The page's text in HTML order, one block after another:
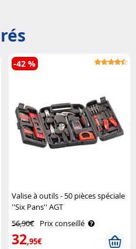
Valise à outils - 50 pièces spéciale
''Six Pans'' AGT
56,90€ Prix conseillé
32,95€
-42 %